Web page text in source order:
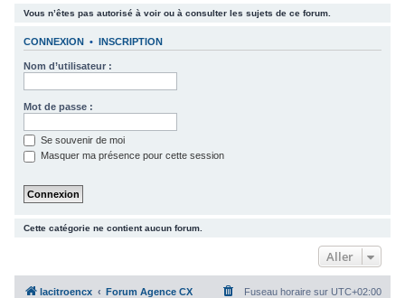
Vous n’êtes pas autorisé à voir ou à consulter les sujets de ce forum.
CONNEXION • INSCRIPTION
Nom d’utilisateur :
Mot de passe :
Se souvenir de moi
Masquer ma présence pour cette session
Cette catégorie ne contient aucun forum.
Aller
lacitroencx Forum Agence CX Fuseau horaire sur UTC+02:00